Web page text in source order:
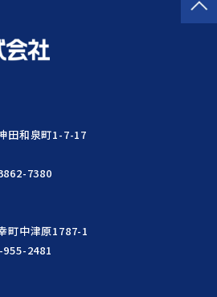
田和泉町1-7-17
7380
町中津原1787-1
2481